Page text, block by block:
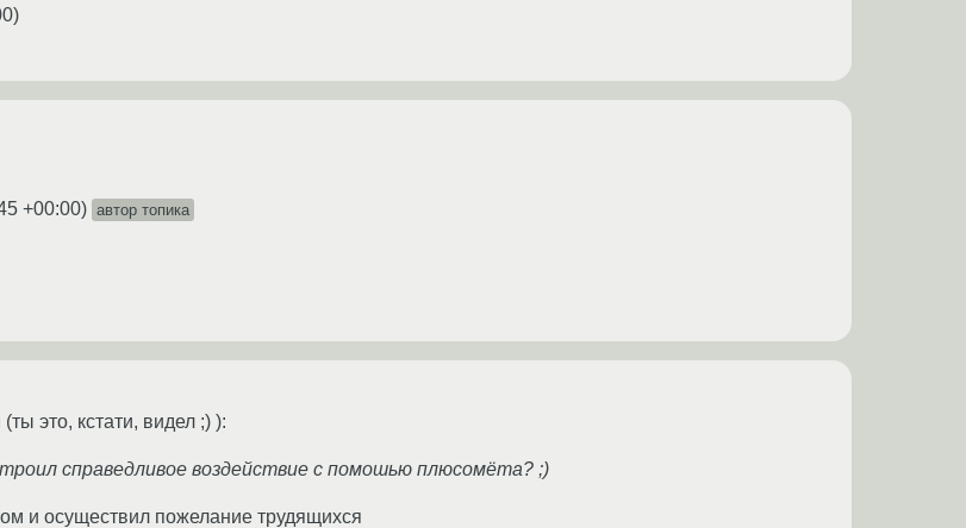
)
+00:00) автор топика
это, кстати, видел ;) ):
справедливое воздействие с помошью плюсомёта? ;)
и осуществил пожелание трудящихся